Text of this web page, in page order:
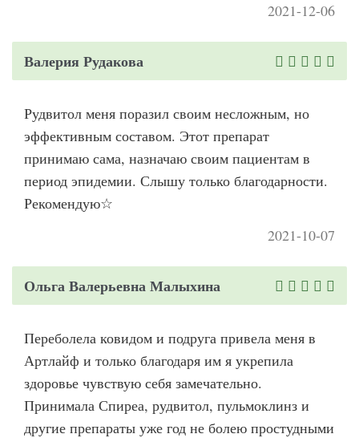
2021-12-06
Валерия Рудакова
Рудвитол меня поразил своим несложным, но
эффективным составом. Этот препарат
принимаю сама, назначаю своим пациентам в
период эпидемии. Слышу только благодарности.
Рекомендую☆
2021-10-07
Ольга Валерьевна Малыхина
Переболела ковидом и подруга привела меня в
Артлайф и только благодаря им я укрепила
здоровье чувствую себя замечательно.
Принимала Спиреа, рудвитол, пульмоклинз и
другие препараты уже год не болею простудными